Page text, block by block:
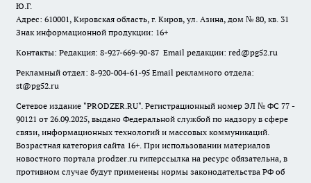
Ю.Г.
Адрес: 610001, Кировская область, г. Киров, ул. Азина, дом № 80, кв. 31
Знак информационной продукции: 16+
Контакты: Редакция: 8-927-669-90-87 Email редакции: red@pg52.ru
Рекламный отдел: 8-920-004-61-95 Email рекламного отдела:
st@pg52.ru
Сетевое издание "PRODZER.RU". Регистрационный номер ЭЛ № ФС 77 -
90121 от 26.09.2025, выдано Федеральной службой по надзору в сфере
связи, информационных технологий и массовых коммуникаций.
Возрастная категория сайта 16+. При использовании материалов
новостного портала prodzer.ru гиперссылка на ресурс обязательна, в
противном случае будут применены нормы законодательства РФ об